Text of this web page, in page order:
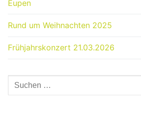
Eupen
Rund um Weihnachten 2025
Frühjahrskonzert 21.03.2026
Suchen
nach: